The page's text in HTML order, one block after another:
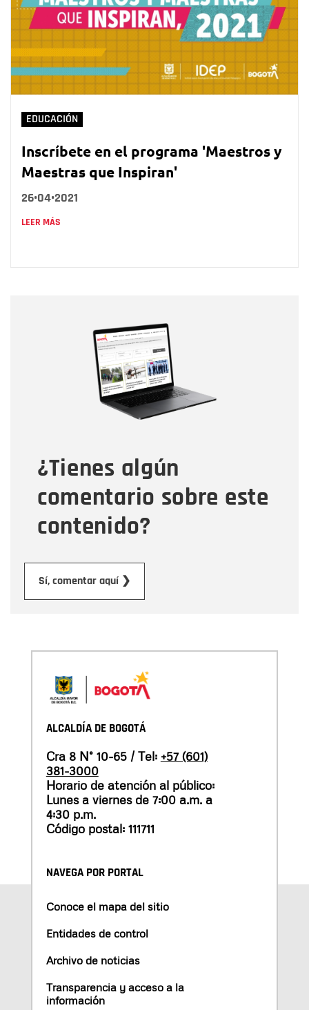
EDUCACIÓN
Inscríbete en el programa 'Maestros y
Maestras que Inspiran'
26•04•2021
LEER MÁS
¿Tienes algún
comentario sobre este
contenido?
Sí, comentar aquí ❯
Correo electrónico
Tipo de comentario
Mensaje
ALCALDÍA DE BOGOTÁ
Cra 8 N° 10-65 / Tel: +57 (601)
381-3000
Horario de atención al público:
Lunes a viernes de 7:00 a.m. a
4:30 p.m.
Código postal: 111711
NAVEGA POR PORTAL
Conoce el mapa del sitio
Entidades de control
Archivo de noticias
Transparencia y acceso a la
información